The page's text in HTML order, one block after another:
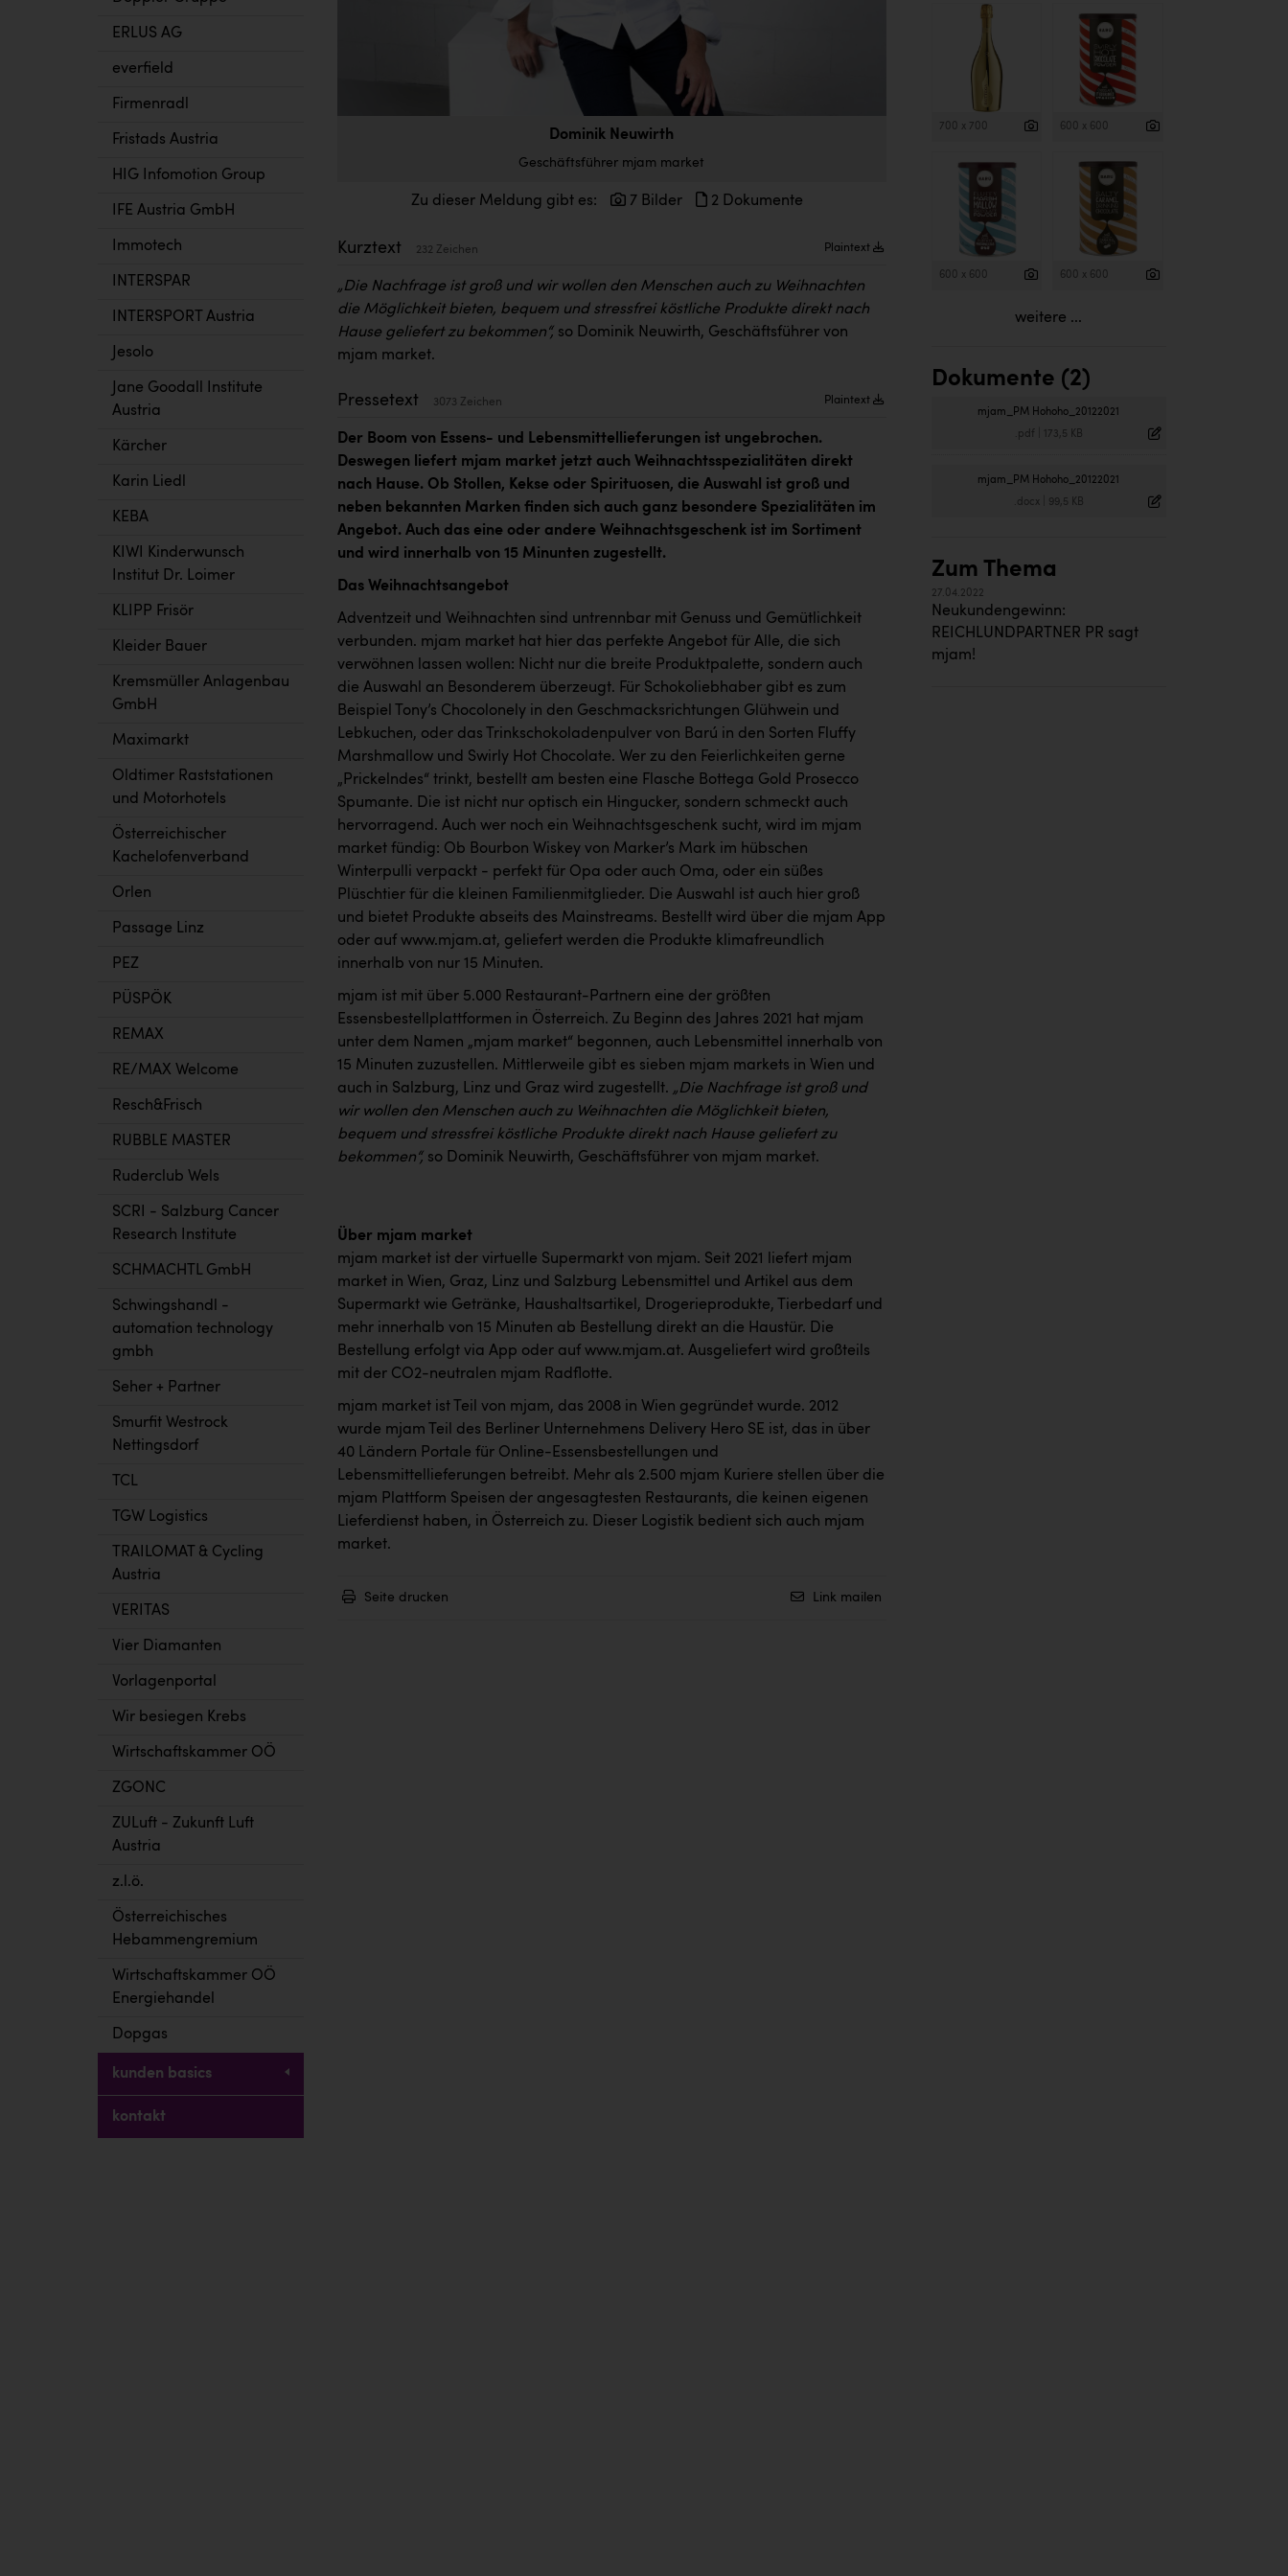
ERLUS AG
everfield
Firmenradl
Fristads Austria
HIG Infomotion Group
IFE Austria GmbH
Immotech
INTERSPAR
INTERSPORT Austria
Jesolo
Jane Goodall Institute
Austria
Kärcher
Karin Liedl
KEBA
KIWI Kinderwunsch
Institut Dr. Loimer
KLIPP Frisör
Kleider Bauer
Kremsmüller Anlagenbau
GmbH
Maximarkt
Oldtimer Raststationen
und Motorhotels
Österreichischer
Kachelofenverband
Orlen
Passage Linz
PEZ
PÜSPÖK
REMAX
RE/MAX Welcome
Resch&Frisch
RUBBLE MASTER
Ruderclub Wels
SCRI - Salzburg Cancer
Research Institute
SCHMACHTL GmbH
Schwingshandl -
automation technology
gmbh
Seher + Partner
Smurfit Westrock
Nettingsdorf
TCL
TGW Logistics
TRAILOMAT & Cycling
Austria
VERITAS
Vier Diamanten
Vorlagenportal
Wir besiegen Krebs
Wirtschaftskammer OÖ
ZGONC
ZULuft - Zukunft Luft
Austria
z.l.ö.
Österreichisches
Hebammengremium
Wirtschaftskammer OÖ
Energiehandel
Dopgas
kunden basics
kontakt
Dominik Neuwirth
Geschäftsführer mjam market
Zu dieser Meldung gibt es: 7 Bilder 2 Dokumente
Kurztext 232 Zeichen Plaintext
„Die Nachfrage ist groß und wir wollen den Menschen auch zu Weihnachten
die Möglichkeit bieten, bequem und stressfrei köstliche Produkte direkt nach
Hause geliefert zu bekommen“, so Dominik Neuwirth, Geschäftsführer von
mjam market.
Pressetext 3073 Zeichen Plaintext
Der Boom von Essens- und Lebensmittellieferungen ist ungebrochen.
Deswegen liefert mjam market jetzt auch Weihnachtsspezialitäten direkt
nach Hause. Ob Stollen, Kekse oder Spirituosen, die Auswahl ist groß und
neben bekannten Marken finden sich auch ganz besondere Spezialitäten im
Angebot. Auch das eine oder andere Weihnachtsgeschenk ist im Sortiment
und wird innerhalb von 15 Minunten zugestellt.
Das Weihnachtsangebot
Adventzeit und Weihnachten sind untrennbar mit Genuss und Gemütlichkeit
verbunden. mjam market hat hier das perfekte Angebot für Alle, die sich
verwöhnen lassen wollen: Nicht nur die breite Produktpalette, sondern auch
die Auswahl an Besonderem überzeugt. Für Schokoliebhaber gibt es zum
Beispiel Tony’s Chocolonely in den Geschmacksrichtungen Glühwein und
Lebkuchen, oder das Trinkschokoladenpulver von Barú in den Sorten Fluffy
Marshmallow und Swirly Hot Chocolate. Wer zu den Feierlichkeiten gerne
„Prickelndes“ trinkt, bestellt am besten eine Flasche Bottega Gold Prosecco
Spumante. Die ist nicht nur optisch ein Hingucker, sondern schmeckt auch
hervorragend. Auch wer noch ein Weihnachtsgeschenk sucht, wird im mjam
market fündig: Ob Bourbon Wiskey von Marker’s Mark im hübschen
Winterpulli verpackt - perfekt für Opa oder auch Oma, oder ein süßes
Plüschtier für die kleinen Familienmitglieder. Die Auswahl ist auch hier groß
und bietet Produkte abseits des Mainstreams. Bestellt wird über die mjam App
oder auf www.mjam.at, geliefert werden die Produkte klimafreundlich
innerhalb von nur 15 Minuten.
mjam ist mit über 5.000 Restaurant-Partnern eine der größten
Essensbestellplattformen in Österreich. Zu Beginn des Jahres 2021 hat mjam
unter dem Namen „mjam market“ begonnen, auch Lebensmittel innerhalb von
15 Minuten zuzustellen. Mittlerweile gibt es sieben mjam markets in Wien und
auch in Salzburg, Linz und Graz wird zugestellt. „Die Nachfrage ist groß und
wir wollen den Menschen auch zu Weihnachten die Möglichkeit bieten,
bequem und stressfrei köstliche Produkte direkt nach Hause geliefert zu
bekommen“, so Dominik Neuwirth, Geschäftsführer von mjam market.
Über mjam market
mjam market ist der virtuelle Supermarkt von mjam. Seit 2021 liefert mjam
market in Wien, Graz, Linz und Salzburg Lebensmittel und Artikel aus dem
Supermarkt wie Getränke, Haushaltsartikel, Drogerieprodukte, Tierbedarf und
mehr innerhalb von 15 Minuten ab Bestellung direkt an die Haustür. Die
Bestellung erfolgt via App oder auf www.mjam.at. Ausgeliefert wird großteils
mit der CO2-neutralen mjam Radflotte.
mjam market ist Teil von mjam, das 2008 in Wien gegründet wurde. 2012
wurde mjam Teil des Berliner Unternehmens Delivery Hero SE ist, das in über
40 Ländern Portale für Online-Essensbestellungen und
Lebensmittellieferungen betreibt. Mehr als 2.500 mjam Kuriere stellen über die
mjam Plattform Speisen der angesagtesten Restaurants, die keinen eigenen
Lieferdienst haben, in Österreich zu. Dieser Logistik bedient sich auch mjam
market.
Seite drucken Link mailen
700 x 700 600 x 600
600 x 600 600 x 600
weitere ...
Dokumente (2)
mjam_PM Hohoho_20122021
.pdf 173,5 KB
mjam_PM Hohoho_20122021
.docx| 99,5 KB
Zum Thema
27.04.2022
Neukundengewinn:
REICHLUNDPARTNER PR sagt
mjam!